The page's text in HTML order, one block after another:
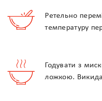
По e-mail
Ретельно
температуру
Годувати з
ложкою.